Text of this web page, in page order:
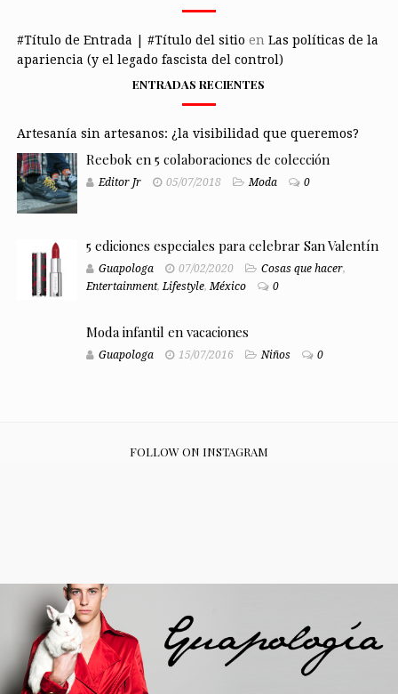
#Título de Entrada | #Título del sitio en Las políticas de la
apariencia (y el legado fascista del control)
ENTRADAS RECIENTES
Artesanía sin artesanos: ¿la visibilidad que queremos?
Reebok en 5 colaboraciones de colección
Editor Jr 05/07/2018 Moda 0
5 ediciones especiales para celebrar San Valentín
Guapologa 07/02/2020 Cosas que hacer,
Entertainment,Lifestyle,México 0
Moda infantil en vacaciones
Guapologa 15/07/2016 Niños 0
FOLLOW ON INSTAGRAM